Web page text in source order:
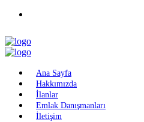
Ana Sayfa
Hakkımızda
İlanlar
Emlak Danışmanları
İletişim